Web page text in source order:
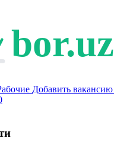
bor.uz
Добавить вакансию